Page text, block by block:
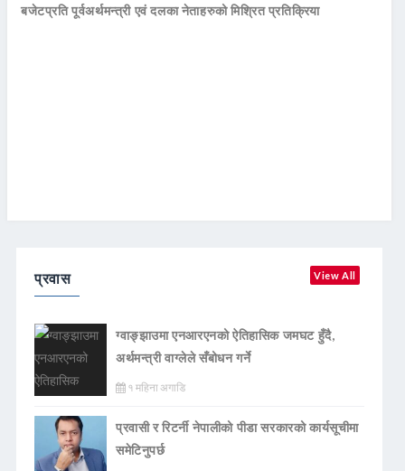
बजेटप्रति पूर्वअर्थमन्त्री एवं दलका नेताहरुको मिश्रित प्रतिक्रिया
प्रवास View All
ग्वाङ्झाउमा एनआरएनको ऐतिहासिक जमघट हुँदै,
अर्थमन्त्री वाग्लेले सँबोधन गर्ने
१ महिना अगाडि
प्रवासी र रिटर्नी नेपालीको पीडा सरकारको कार्यसूचीमा
समेटिनुपर्छ